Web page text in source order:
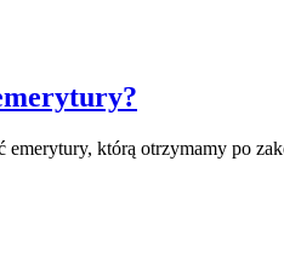
emerytury, którą otrzymamy po